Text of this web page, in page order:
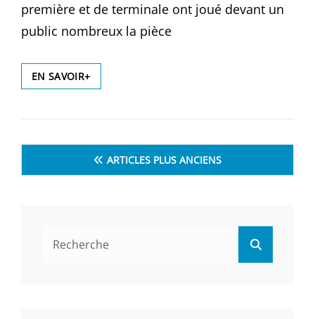
première et de terminale ont joué devant un
public nombreux la pièce
EN SAVOIR+DES
LYCÉENS
SCÈNE
ARTICLES PLUS ANCIENS